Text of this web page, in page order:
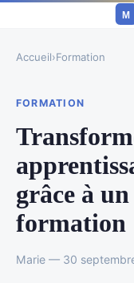
Accueil›Formation
FORMATION
grâce à
formation
Marie — 30